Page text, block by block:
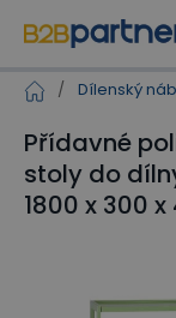
/ Dílenský
Přídavné
stoly do
1800 x 300